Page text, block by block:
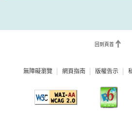
回到頁首
無障礙瀏覽 網頁指南 版權告示